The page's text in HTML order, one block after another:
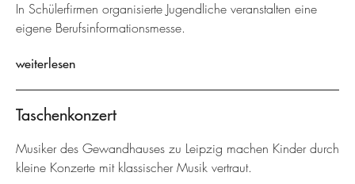
In Schülerfirmen organisierte Jugendliche veranstalten eine
eigene Berufsinformationsmesse.
weiterlesen
Taschenkonzert
Musiker des Gewandhauses zu Leipzig machen Kinder durch
kleine Konzerte mit klassischer Musik vertraut.